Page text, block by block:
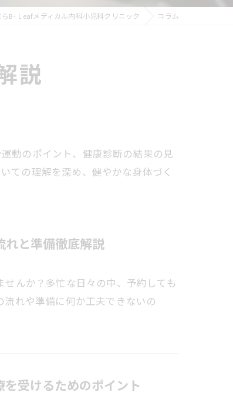
B-ｌeafメディカル内科小児科クリニック コラム
説
動のポイント、健康診断の結果の見
ての理解を深め、健やかな身体づく
れと準備徹底解説
んか？多忙な日々の中、予約しても
れや準備に何か工夫できないの
受けるためのポイント